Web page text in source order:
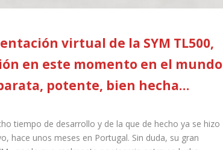
virtual de la SYM TL500,
en este momento en el mundo
potente, bien hecha…
tiempo de desarrollo y de la que de hecho ya se hizo
hace unos meses en Portugal. Sin duda, su gran